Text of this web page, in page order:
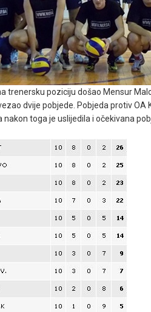
trenersku poziciju došao Mensur
dvije pobjede. Pobjeda protiv
nakon toga je uslijedila i očekivana